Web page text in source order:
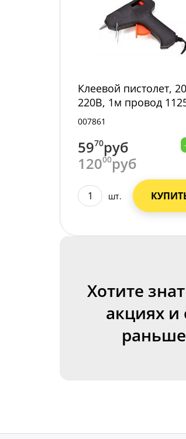
Клеевой пистолет,
220В, 1м провод
2/200/
007861
5970руб
12000руб
шт.
Хотите
акциях и
раньше